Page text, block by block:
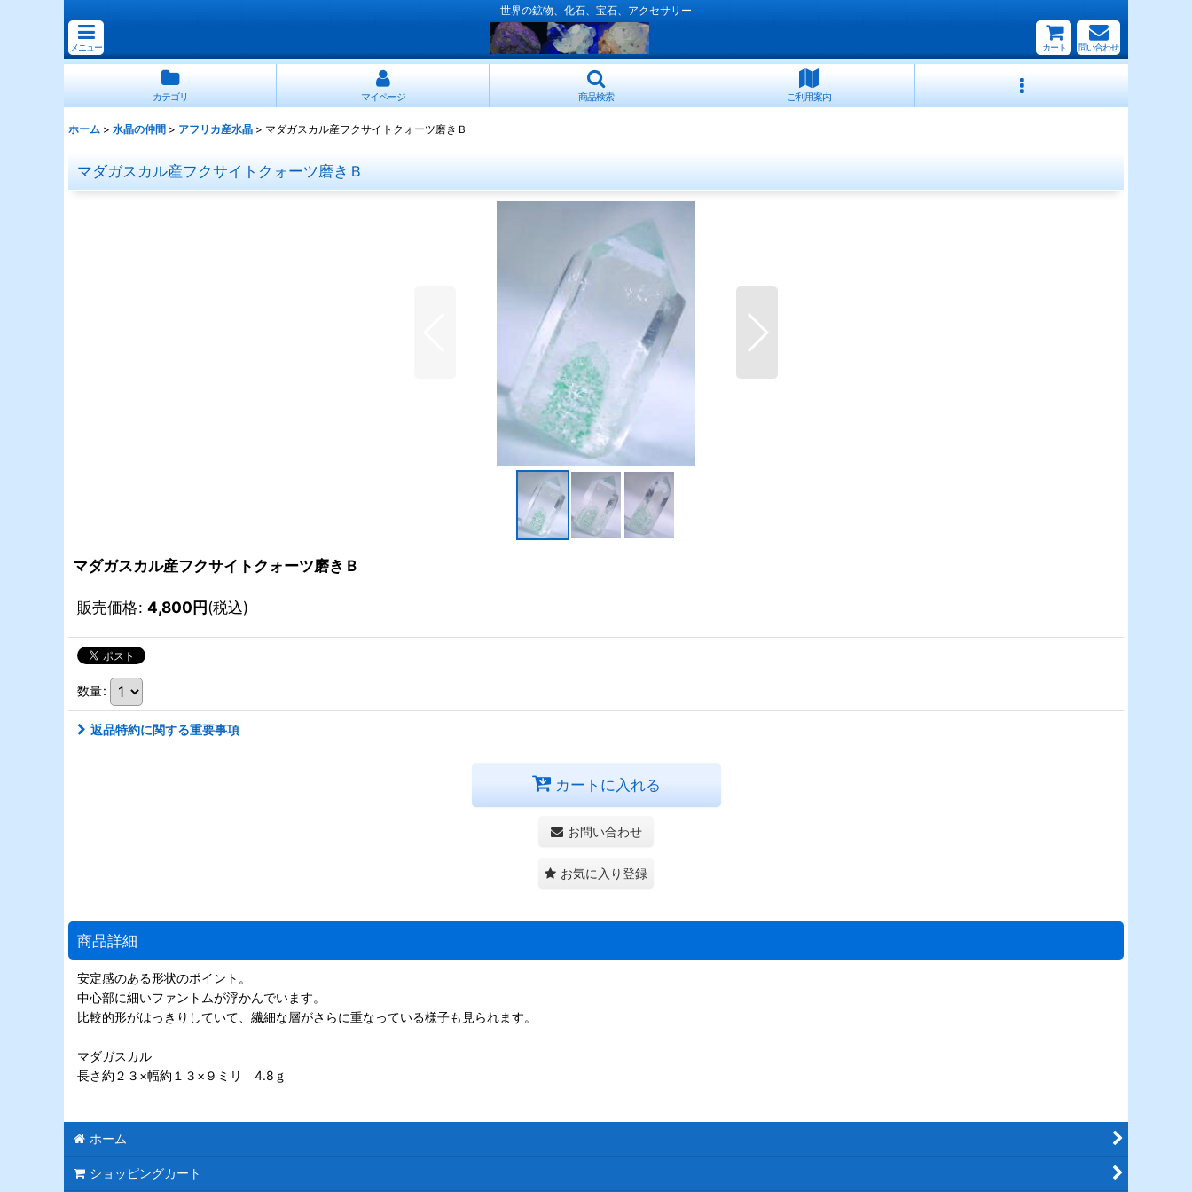
世界の鉱物、化石、宝石、アクセサリー
メニュー カート 問い合わせ
カテゴリ マイページ 商品検索 ご利用案内
ホーム > 水晶の仲間 > アフリカ産水晶 > マダガスカル産フクサイトクォーツ磨きＢ
マダガスカル産フクサイトクォーツ磨きＢ
マダガスカル産フクサイトクォーツ磨きＢ
販売価格: 4,800円(税込)
数量:
返品特約に関する重要事項
カートに入れる
お問い合わせ
お気に入り登録
商品詳細
安定感のある形状のポイント。
中心部に細いファントムが浮かんでいます。
比較的形がはっきりしていて、繊細な層がさらに重なっている様子も見られます。
マダガスカル
長さ約２３×幅約１３×９ミリ 4.8ｇ
ホーム
ショッピングカート